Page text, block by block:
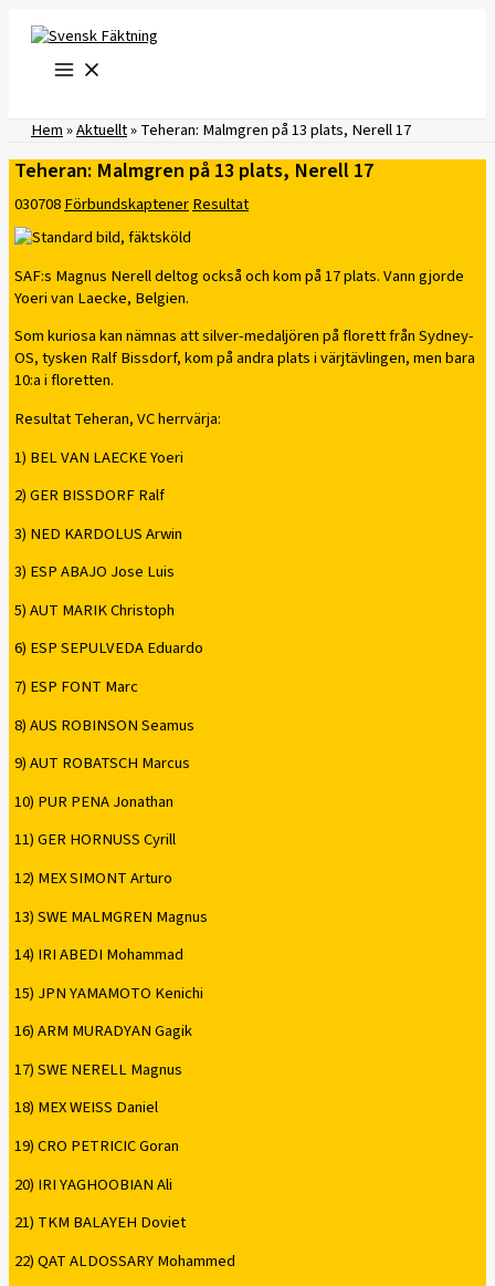
innehåll
Hem»Aktuellt»Teheran: Malmgren på 13 plats, Nerell 17
Teheran: Malmgren på 13 plats, Nerell 17
030708FörbundskaptenerResultat
SAF:s Magnus Nerell deltog också och kom på 17 plats. Vann gjorde
Yoeri van Laecke, Belgien.
Som kuriosa kan nämnas att silver-medaljören på florett från Sydney-
OS, tysken Ralf Bissdorf, kom på andra plats i värjtävlingen, men bara
10:a i floretten.
Resultat Teheran, VC herrvärja:
1) BEL VAN LAECKE Yoeri
2) GER BISSDORF Ralf
3) NED KARDOLUS Arwin
3) ESP ABAJO Jose Luis
5) AUT MARIK Christoph
6) ESP SEPULVEDA Eduardo
7) ESP FONT Marc
8) AUS ROBINSON Seamus
9) AUT ROBATSCH Marcus
10) PUR PENA Jonathan
11) GER HORNUSS Cyrill
12) MEX SIMONT Arturo
13) SWE MALMGREN Magnus
14) IRI ABEDI Mohammad
15) JPN YAMAMOTO Kenichi
16) ARM MURADYAN Gagik
17) SWE NERELL Magnus
18) MEX WEISS Daniel
19) CRO PETRICIC Goran
20) IRI YAGHOOBIAN Ali
21) TKM BALAYEH Doviet
22) QAT ALDOSSARY Mohammed